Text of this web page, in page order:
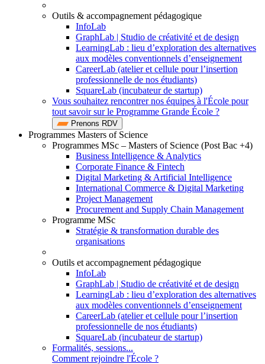
Outils & accompagnement pédagogique
InfoLab
GraphLab | Studio de créativité et de design
LearningLab : lieu d’exploration des alternatives
aux modèles conventionnels d’enseignement
CareerLab (atelier et cellule pour l’insertion
professionnelle de nos étudiants)
SquareLab (incubateur de startup)
Vous souhaitez rencontrer nos équipes à l'École pour
tout savoir sur le Programme Grande École ?
Prenons RDV
Programmes Masters of Science
Programmes MSc – Masters of Science (Post Bac +4)
Business Intelligence & Analytics
Corporate Finance & Fintech
Digital Marketing & Artificial Intelligence
International Commerce & Digital Marketing
Project Management
Procurement and Supply Chain Management
Programme MSc
Stratégie & transformation durable des
organisations
Outils et accompagnement pédagogique
InfoLab
GraphLab | Studio de créativité et de design
LearningLab : lieu d’exploration des alternatives
aux modèles conventionnels d’enseignement
CareerLab (atelier et cellule pour l’insertion
professionnelle de nos étudiants)
SquareLab (incubateur de startup)
Formalités, sessions...
Comment rejoindre l'École ?